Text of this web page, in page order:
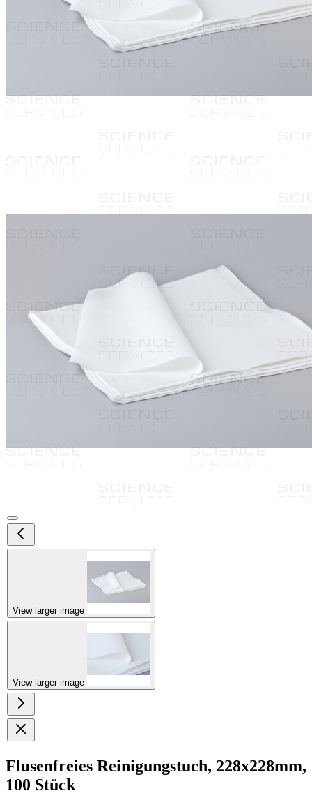
View larger image
View larger image
Flusenfreies Reinigungstuch, 228x228mm,
100 Stück